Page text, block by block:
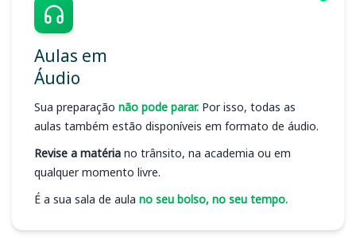
Aulas em
Áudio
Sua preparação não pode parar. Por isso, todas as
aulas também estão disponíveis em formato de áudio.
Revise a matéria no trânsito, na academia ou em
qualquer momento livre.
É a sua sala de aula no seu bolso, no seu tempo.